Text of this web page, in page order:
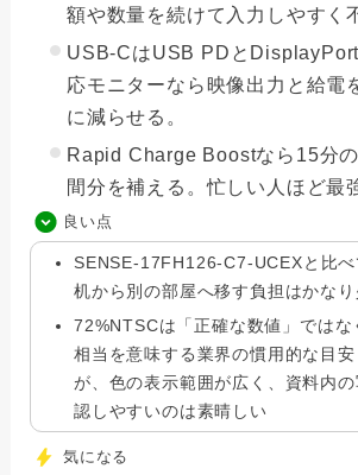
額や数量を続けて入力しやすく
USB-CはUSB PDと
応モニターなら映像出力と給電
に減らせる。
Rapid Charge Boostなら15分
間分を補える。忙しい人ほど最
良い点
SENSE-17FH126-C7-UCEXと比べ
机から別の部屋へ移す負担はかな
72%NTSCは「正確な数値」では
相当を意味する業界の慣用的な目
が、色の表示範囲が広く、資料内
認しやすいのは素晴しい
気になる